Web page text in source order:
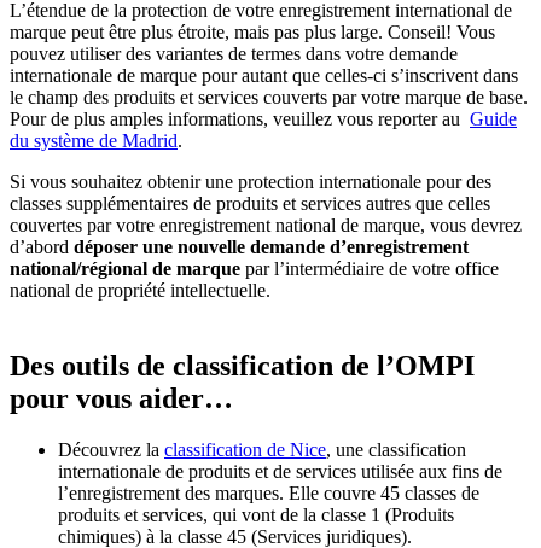
L’étendue de la protection de votre enregistrement international de
marque peut être plus étroite, mais pas plus large. Conseil! Vous
pouvez utiliser des variantes de termes dans votre demande
internationale de marque pour autant que celles-ci s’inscrivent dans
le champ des produits et services couverts par votre marque de base.
Pour de plus amples informations, veuillez vous reporter au Guide
du système de Madrid.
Si vous souhaitez obtenir une protection internationale pour des
classes supplémentaires de produits et services autres que celles
couvertes par votre enregistrement national de marque, vous devrez
d’abord déposer une nouvelle demande d’enregistrement
national/régional de marque par l’intermédiaire de votre office
national de propriété intellectuelle.
Des outils de classification de l’OMPI
pour vous aider…
Découvrez la classification de Nice, une classification
internationale de produits et de services utilisée aux fins de
l’enregistrement des marques. Elle couvre 45 classes de
produits et services, qui vont de la classe 1 (Produits
chimiques) à la classe 45 (Services juridiques).